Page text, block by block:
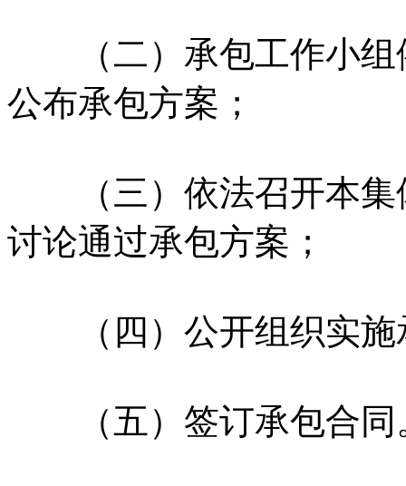
（二）承包工作小组
公布承包方案；
（三）依法召开本集
讨论通过承包方案；
（四）公开组织实施
（五）签订承包合同